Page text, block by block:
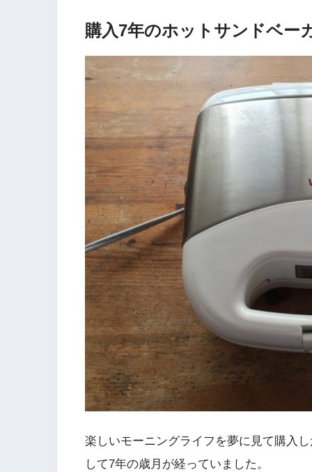
購入7年のホットサンドベー
楽しいモーニングライフを夢に見て購入
して7年の歳月が経っていました。